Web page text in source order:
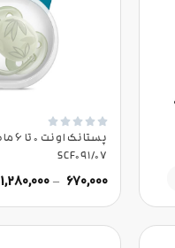





SCF091/07
670,000
–
1,280,000